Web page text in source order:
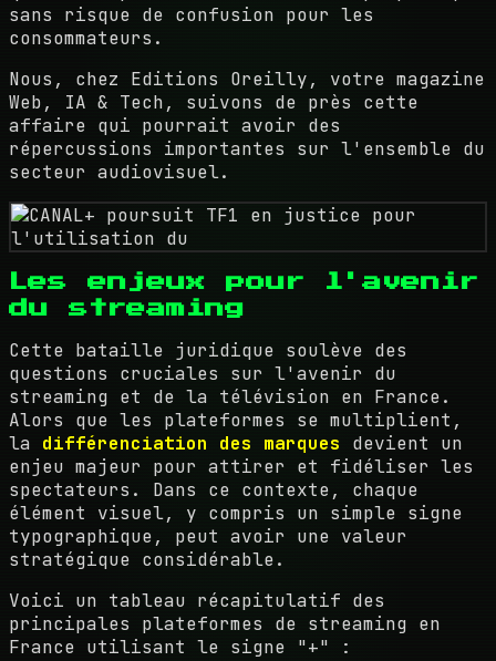
sans risque de confusion pour les
consommateurs.
Nous, chez Editions Oreilly, votre magazine
Web, IA & Tech, suivons de près cette
affaire qui pourrait avoir des
répercussions importantes sur l'ensemble du
secteur audiovisuel.
Les enjeux pour l'avenir
du streaming
Cette bataille juridique soulève des
questions cruciales sur l'avenir du
streaming et de la télévision en France.
Alors que les plateformes se multiplient,
la différenciation des marques devient un
enjeu majeur pour attirer et fidéliser les
spectateurs. Dans ce contexte, chaque
élément visuel, y compris un simple signe
typographique, peut avoir une valeur
stratégique considérable.
Voici un tableau récapitulatif des
principales plateformes de streaming en
France utilisant le signe "+" :